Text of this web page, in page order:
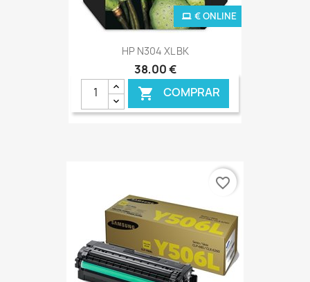
HP N304 XL BK
38,00 €
 COMPRAR
€ ONLINE
favorite_border